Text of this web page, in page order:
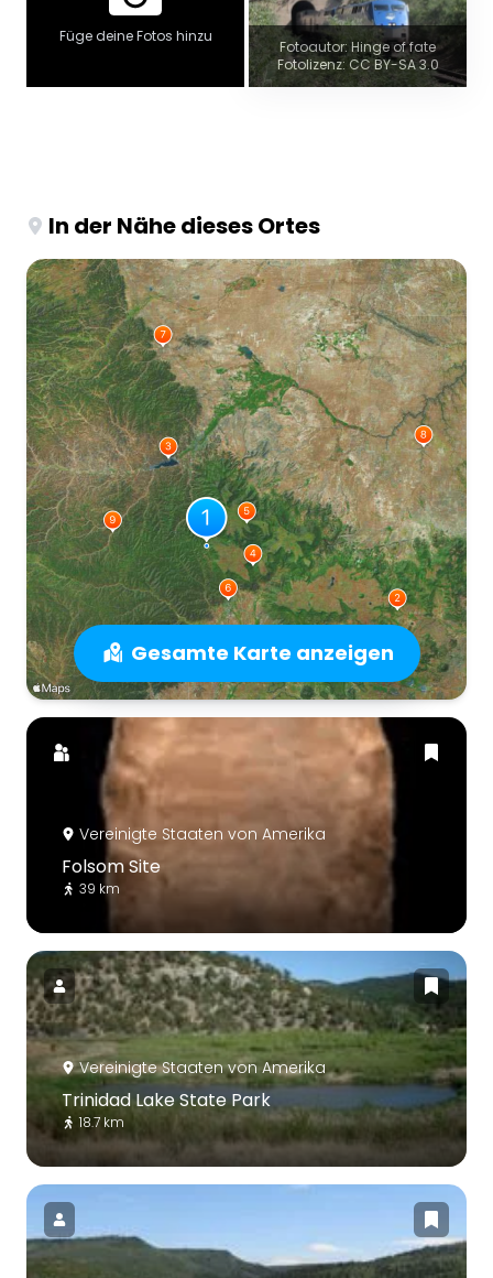
Füge deine Fotos hinzu
Fotoautor: Hinge of fate
Fotolizenz: CC BY-SA 3.0
In der Nähe dieses Ortes
Gesamte Karte anzeigen
Vereinigte Staaten von Amerika
Folsom Site
39 km
Vereinigte Staaten von Amerika
Trinidad Lake State Park
18.7 km